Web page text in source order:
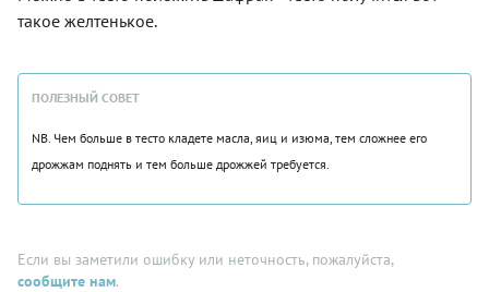
такое желтенькое.
ПОЛЕЗНЫЙ СОВЕТ
NB. Чем больше в тесто кладете масла, яиц и изюма, тем сложнее его
дрожжам поднять и тем больше дрожжей требуется.
Если вы заметили ошибку или неточность, пожалуйста,
сообщите нам.